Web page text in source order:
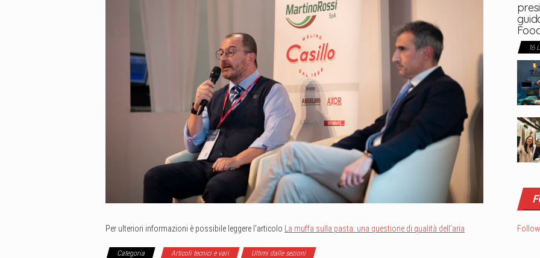
Per ulteriori informazioni è possibile leggere l’articolo La muffa sulla pasta: una questione di qualità dell’aria
Categoria Articoli tecnici e vari Ultimi dalle sezioni
16